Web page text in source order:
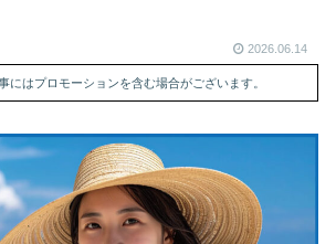
2026.06.14
にはプロモーションを含む場合がございます。